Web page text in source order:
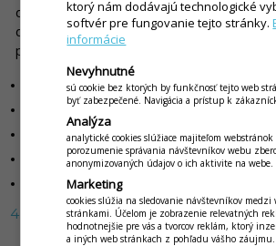
doplnok vášho súčasného pokladničného
dokážete prepojiť aj na všetky dominantné
portály, vrátane Bistro.sk, Bolt a Wolt.
Viac objednávok bez potreby rozšírenia
Oslovenie nových zákazníkov
Funguje na akomkoľvek zariadení s pripojením
Aplikácia s vašim logom v mobile zákazníka -
Aplikácia aj pre kuriéra
4. Skladové hospodárstvo: čo
peniaze
ktorý nám dodávajú technologické
softvér pre fungovanie tejto stránky.
informácie
Nevyhnutné
sú cookie bez ktorých by funkčnosť tejto web
byť zabezpečené. Navigácia a prístup k
Analýza
analytické cookies slúžiace majiteľom webstránok
porozumenie správania návštevníkov webu
anonymizovaných údajov o ich aktivite na webe.
Marketing
cookies slúžia na sledovanie návštevníkov medzi
stránkami. Účelom je zobrazenie relevatných
hodnotnejšie pre vás a tvorcov reklám, ktorý
a iných web stránkach z pohľadu vášho záujmu.